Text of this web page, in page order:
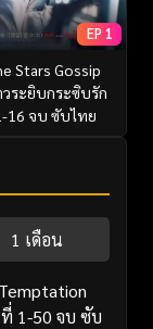
EP 1
Stars Gossip
ระยิบกระซิบรัก
16 จบ ซับไทย
1 เดือน
1-50 จบ ซับ